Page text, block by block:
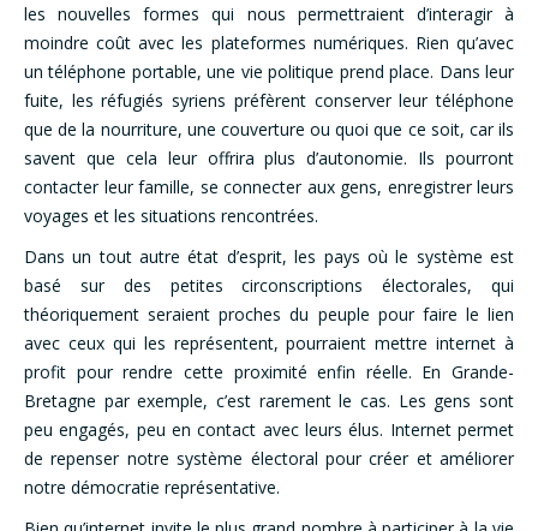
les nouvelles formes qui nous permettraient d’interagir à
moindre coût avec les plateformes numériques. Rien qu’avec
un téléphone portable, une vie politique prend place. Dans leur
fuite, les réfugiés syriens préfèrent conserver leur téléphone
que de la nourriture, une couverture ou quoi que ce soit, car ils
savent que cela leur offrira plus d’autonomie. Ils pourront
contacter leur famille, se connecter aux gens, enregistrer leurs
voyages et les situations rencontrées.
Dans un tout autre état d’esprit, les pays où le système est
basé sur des petites circonscriptions électorales, qui
théoriquement seraient proches du peuple pour faire le lien
avec ceux qui les représentent, pourraient mettre internet à
profit pour rendre cette proximité enfin réelle. En Grande-
Bretagne par exemple, c’est rarement le cas. Les gens sont
peu engagés, peu en contact avec leurs élus. Internet permet
de repenser notre système électoral pour créer et améliorer
notre démocratie représentative.